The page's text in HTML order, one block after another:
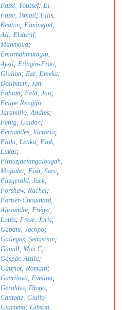
Fassi, Youssef; El
Fassi, Ismail; Ellis,
Keaton; Elminejad,
Ali; Elsherif,
Mahmoud;
Emirmahmutoglu,
Aysil; Etingin-Frati,
Giulian; Eze, Emeka;
Dollbaum, Jan
Fabian; Feld, Jan;
Felipe Rengifo
Jaramillo, Andres;
Fenig, Guidon;
Fernandes, Victoria;
Fiala, Lenka; Fink,
Lukas;
Firouzjaeiangalougah,
Mojtaba; Fish, Sara;
Fitzgerald, Jack;
Forshaw, Rachel;
Fortier-Chouinard,
Alexandre; Fréget,
Louis; Frese, Joris;
Gabani, Jacopo;
Gallegos, Sebastian;
Gamill, Max C;
Gáspár, Attila;
Gauriot, Romain;
Gavrilova, Evelina;
Geraldes, Diogo;
Cantone, Giulio
Giacomo; Gibson,